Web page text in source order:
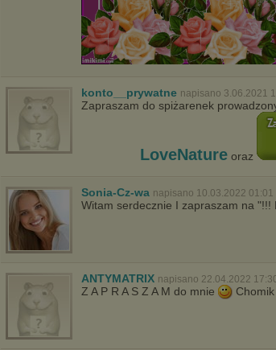
konto__prywatne napisano 3.06.2021
Zapraszam do spiżarenek
LoveNature oraz
Sonia-Cz-wa napisano 10.03.2022 01:01
Witam serdecznie I zapraszam na "!!!
ANTYMATRIX napisano 22.04.2022
Z A P R A S Z A M do mnie